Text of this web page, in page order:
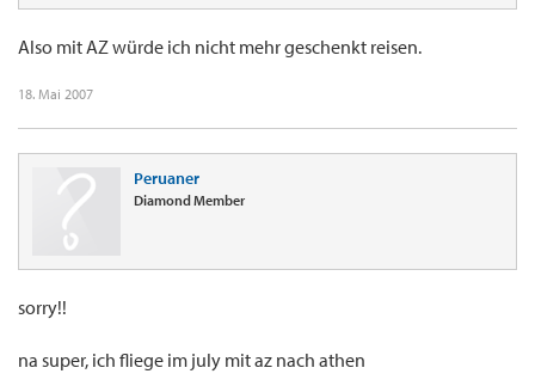
Also mit AZ würde ich nicht mehr geschenkt reisen.
18. Mai 2007
Peruaner
Diamond Member
sorry!!
na super, ich fliege im july mit az nach athen